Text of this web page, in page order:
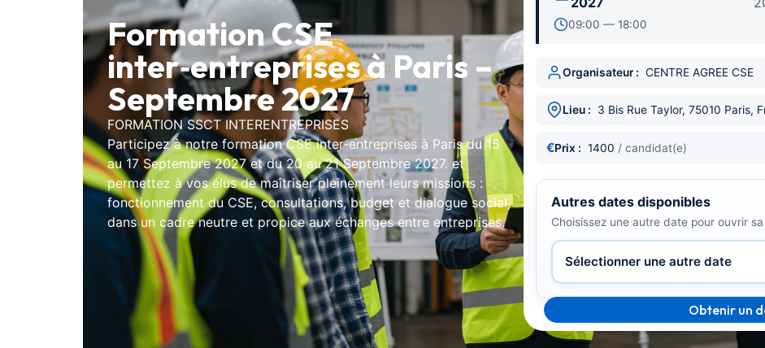
Formation CSE
inter‑entreprises à Paris –
Septembre 2027
FORMATION SSCT INTERENTREPRISES
Participez à notre formation CSE inter‑entreprises à Paris du 15
au 17 Septembre 2027 et du 20 au 21 Septembre 2027. et
permettez à vos élus de maîtriser pleinement leurs missions :
fonctionnement du CSE, consultations, budget et dialogue social,
dans un cadre neutre et propice aux échanges entre entreprises.
09:00 — 18:00
Organisateur : CENTRE AGREE CSE
Lieu : 3 Bis Rue Taylor, 75010 Paris,
€Prix : 1400 / candidat(e)
Autres dates disponibles
Choisissez une autre date pour ouvrir
Obtenir un